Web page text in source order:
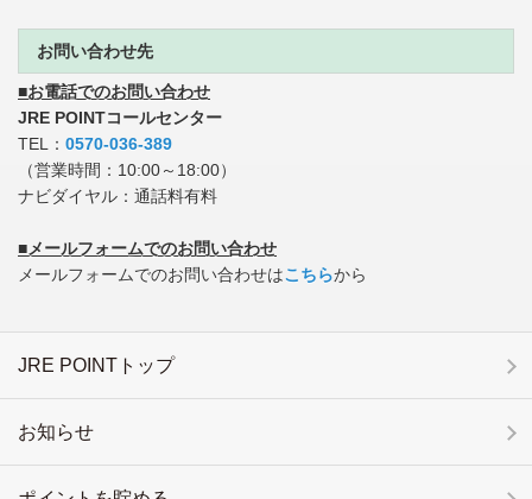
お問い合わせ先
■お電話でのお問い合わせ
JRE POINTコールセンター
TEL： 0570-036-389
（営業時間：10:00～18:00）
ナビダイヤル：通話料有料
■メールフォームでのお問い合わせ
メールフォームでのお問い合わせはこちらから
JRE POINTトップ
お知らせ